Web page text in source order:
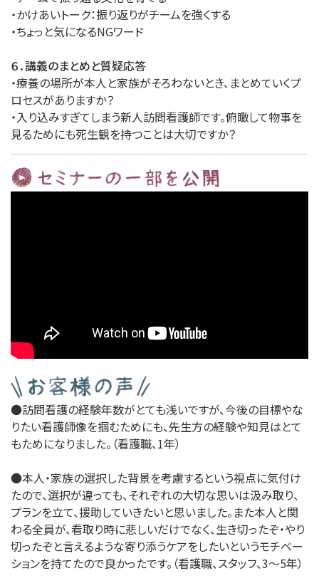
・かけあいトーク：振り返りがチームを強くする
・ちょっと気になるNGワード
６．講義のまとめと質疑応答
・療養の場所が本人と家族がそろわないとき、まとめていくプ
ロセスがありますか？
・入り込みすぎてしまう新人訪問看護師です。俯瞰して物事を
見るためにも死生観を持つことは大切ですか？
●訪問看護の経験年数がとても浅いですが、今後の目標やな
りたい看護師像を掴むためにも、先生方の経験や知見はとて
もためになりました。（看護職、1年）
●本人・家族の選択した背景を考慮するという視点に気付け
たので、選択が違っても、それぞれの大切な思いは汲み取り、
プランを立て、援助していきたいと思いました。また本人と関
わる全員が、看取り時に悲しいだけでなく、生き切ったぞ・やり
切ったぞと言えるような寄り添うケアをしたいというモチベー
ションを持てたので良かったです。（看護職、スタッフ、3～5年）